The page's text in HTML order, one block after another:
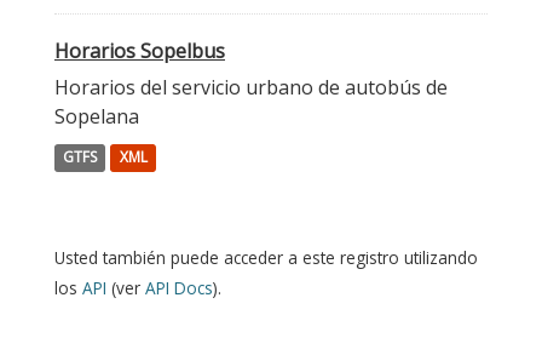
Horarios Sopelbus
Horarios del servicio urbano de autobús de
Sopelana
GTFS XML
Usted también puede acceder a este registro utilizando
los API (ver API Docs).